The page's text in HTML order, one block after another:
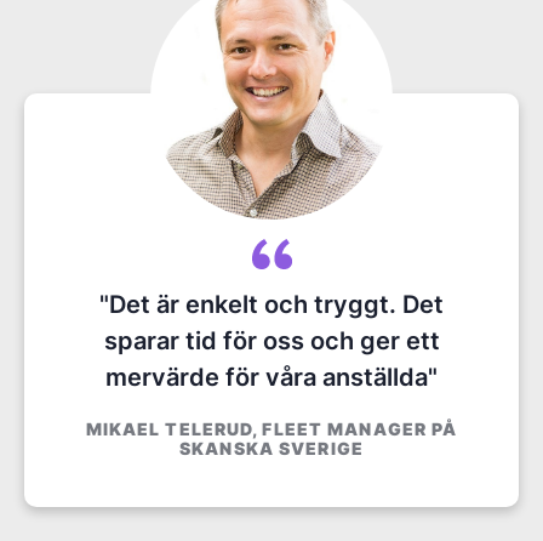
"Det är enkelt och tryggt. Det
sparar tid för oss och ger ett
mervärde för våra anställda"
MIKAEL TELERUD, FLEET MANAGER PÅ
SKANSKA SVERIGE